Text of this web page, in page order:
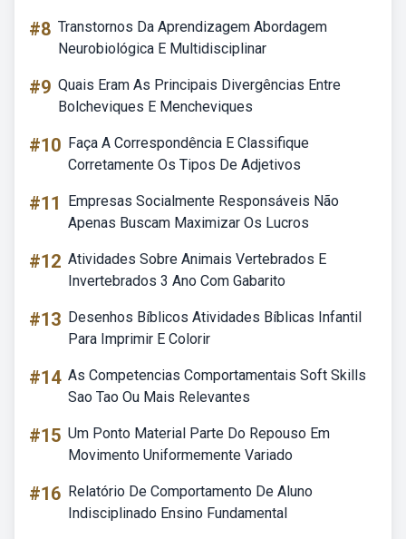
#8 Transtornos Da Aprendizagem Abordagem
Neurobiológica E Multidisciplinar
#9 Quais Eram As Principais Divergências Entre
Bolcheviques E Mencheviques
#10 Faça A Correspondência E Classifique
Corretamente Os Tipos De Adjetivos
#11
Empresas Socialmente Responsáveis Não
Apenas Buscam Maximizar Os Lucros
#12 Atividades Sobre Animais Vertebrados E
Invertebrados 3 Ano Com Gabarito
#13 Desenhos Bíblicos Atividades Bíblicas Infantil
Para Imprimir E Colorir
#14 As Competencias Comportamentais Soft Skills
Sao Tao Ou Mais Relevantes
#15 Um Ponto Material Parte Do Repouso Em
Movimento Uniformemente Variado
#16 Relatório De Comportamento De Aluno
Indisciplinado Ensino Fundamental